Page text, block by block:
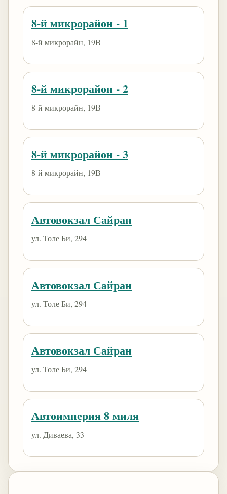
8-й микрорайон - 1
8-й микрорайн, 19В
8-й микрорайон - 2
8-й микрорайн, 19В
8-й микрорайон - 3
8-й микрорайн, 19В
Автовокзал Сайран
ул. Толе Би, 294
Автовокзал Сайран
ул. Толе Би, 294
Автовокзал Сайран
ул. Толе Би, 294
Автоимперия 8 миля
ул. Диваева, 33